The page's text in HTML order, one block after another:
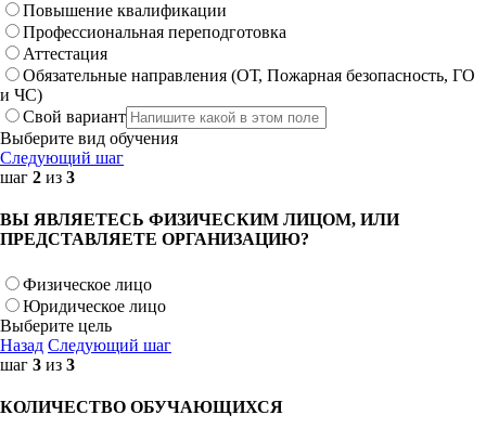
Повышение квалификации
Профессиональная переподготовка
Аттестация
Обязательные направления (ОТ, Пожарная безопасность, ГО
и ЧС)
Свой вариант
Выберите вид обучения
Следующий шаг
шаг 2 из 3
ВЫ ЯВЛЯЕТЕСЬ ФИЗИЧЕСКИМ ЛИЦОМ, ИЛИ
ПРЕДСТАВЛЯЕТЕ ОРГАНИЗАЦИЮ?
Физическое лицо
Юридическое лицо
Выберите цель
Назад Следующий шаг
шаг 3 из 3
КОЛИЧЕСТВО ОБУЧАЮЩИХСЯ